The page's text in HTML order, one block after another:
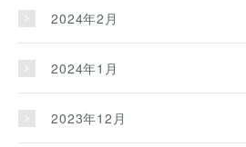
2024年2月
2024年1月
2023年12月